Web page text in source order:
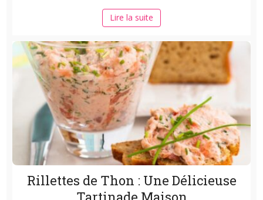
Lire la suite
Rillettes de Thon : Une Délicieuse